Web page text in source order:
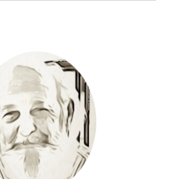
bei
"RELAtief"
enthüllt!